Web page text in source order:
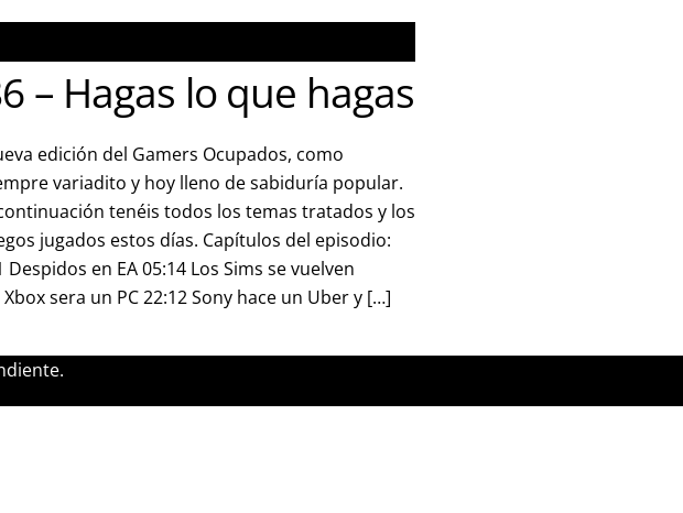
– Hagas lo que hagas
edición del Gamers Ocupados, como
variadito y hoy lleno de sabiduría popular.
tenéis todos los temas tratados y los
jugados estos días. Capítulos del episodio:
en EA 05:14 Los Sims se vuelven
sera un PC 22:12 Sony hace un Uber y […]